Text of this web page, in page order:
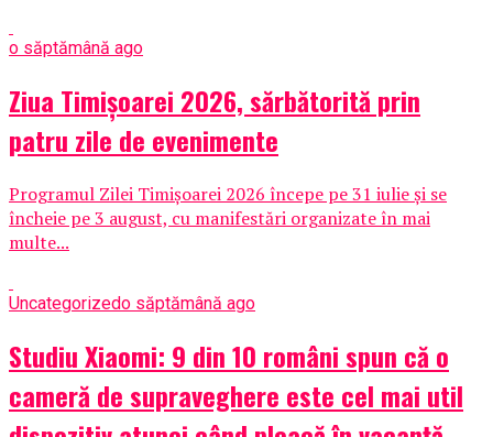
o săptămână ago
Ziua Timișoarei 2026, sărbătorită prin
patru zile de evenimente
Programul Zilei Timișoarei 2026 începe pe 31 iulie și se
încheie pe 3 august, cu manifestări organizate în mai
multe...
Uncategorizedo săptămână ago
Studiu Xiaomi: 9 din 10 români spun că o
cameră de supraveghere este cel mai util